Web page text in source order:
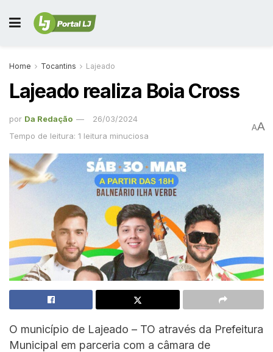
Home Tocantins Lajeado
Lajeado realiza Boia Cross
por Da Redação
26/03/2024
Tempo de leitura: 1 leitura minuciosa
AA
O município de Lajeado – TO através da Prefeitura
Municipal em parceria com a câmara de